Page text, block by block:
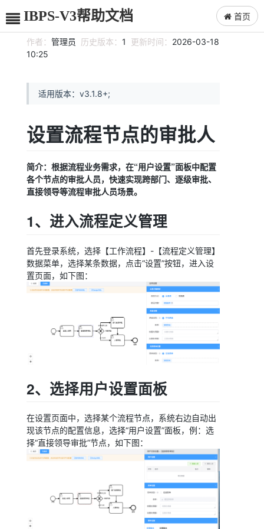
IBPS-V3帮助文档 首页
作者： 管理员 历史版本： 1 更新时间： 2026-03-18
10:25
适用版本：v3.1.8+;
设置流程节点的审批人
简介：根据流程业务需求，在“用户设置”面板中配置
各个节点的审批人员，快速实现跨部门、逐级审批、
直接领导等流程审批人员场景。
1、进入流程定义管理
首先登录系统，选择【工作流程】-【流程定义管理】
数据菜单，选择某条数据，点击“设置”按钮，进入设
置页面，如下图：
2、选择用户设置面板
在设置页面中，选择某个流程节点，系统右边自动出
现该节点的配置信息，选择“用户设置”面板，例：选
择“直接领导审批”节点，如下图：